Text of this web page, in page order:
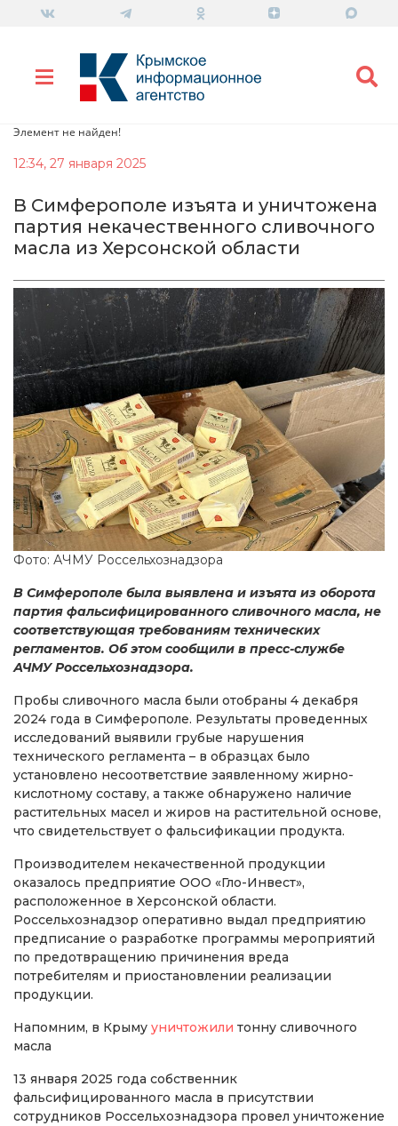
Элемент не найден!
12:34, 27 января 2025
В Симферополе изъята и уничтожена
партия некачественного сливочного
масла из Херсонской области
Фото: АЧМУ Россельхознадзора
В Симферополе была выявлена и изъята из оборота
партия фальсифицированного сливочного масла, не
соответствующая требованиям технических
регламентов. Об этом сообщили в пресс-службе
АЧМУ Россельхознадзора.
Пробы сливочного масла были отобраны 4 декабря
2024 года в Симферополе. Результаты проведенных
исследований выявили грубые нарушения
технического регламента – в образцах было
установлено несоответствие заявленному жирно-
кислотному составу, а также обнаружено наличие
растительных масел и жиров на растительной основе,
что свидетельствует о фальсификации продукта.
Производителем некачественной продукции
оказалось предприятие ООО «Гло-Инвест»,
расположенное в Херсонской области.
Россельхознадзор оперативно выдал предприятию
предписание о разработке программы мероприятий
по предотвращению причинения вреда
потребителям и приостановлении реализации
продукции.
Напомним, в Крыму уничтожили тонну сливочного
масла
13 января 2025 года собственник
фальсифицированного масла в присутствии
сотрудников Россельхознадзора провел уничтожение